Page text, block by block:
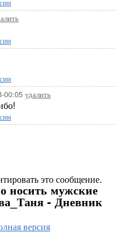
00:05 удалить
это сообщение.
носить мужские
- Дневник
версия